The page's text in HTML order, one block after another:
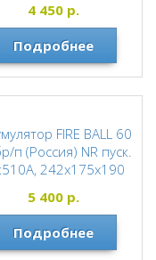
PROFIPOWER
4 450р.
Подробнее
FIRE BALL 60
п (Россия) NR пуск.
242х175х190
FIREBALL
5 400р.
Подробнее